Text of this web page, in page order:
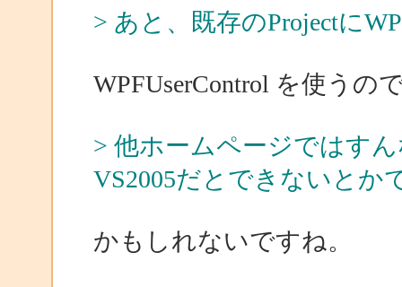
> あと、既存のProjectに
WPFUserControl を使うの
> 他ホームページではす
VS2005だとできないとか
かもしれないですね。